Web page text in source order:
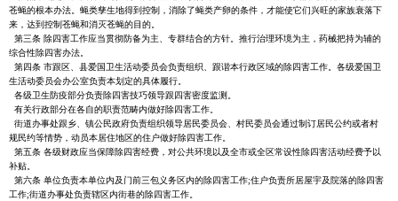
苍蝇的根本办法。蝇类孳生地得到控制，消除了蝇类产卵的条件，才能使它们兴旺的家族衰落下
来，达到控制苍蝇和消灭苍蝇的目的。
第三条 除四害工作应当贯彻防备为主、专群结合的方针。推行治理环境为主，药械把持为辅的
综合性除四害办法。
第四条 市跟区、县爱国卫生活动委员会负责组织、跟谐本行政区域的除四害工作。各级爱国卫
生活动委员会办公室负责本划定的具体履行。
各级卫生防疫部分负责除四害技巧领导跟四害密度监测。
有关行政部分在各自的职责范畴内做好除四害工作。
街道办事处跟乡、镇公民政府负责组织领导居民委员会、村民委员会通过制订居民公约或者村
规民约等情势，动员本居住地区的住户做好除四害工作。
第五条 各级财政应当保障除四害经费，对公共环境以及全市或全区常设性除四害活动经费予以
补贴。
第六条 单位负责本单位内及门前三包义务区内的除四害工作;住户负责所居屋宇及院落的除四害
工作;街道办事处负责辖区内街巷的除四害工作。